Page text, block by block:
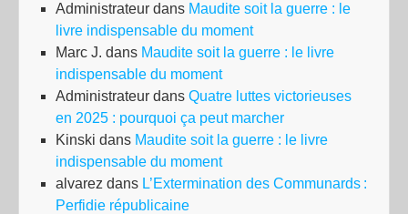
Administrateur dans Maudite soit la guerre : le
livre indispensable du moment
Marc J. dans Maudite soit la guerre : le livre
indispensable du moment
Administrateur dans Quatre luttes victorieuses
en 2025 : pourquoi ça peut marcher
Kinski dans Maudite soit la guerre : le livre
indispensable du moment
alvarez dans L’Extermination des Communards :
Perfidie républicaine